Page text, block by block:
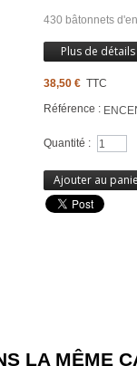
430 bâtonnets
Plus de détails
38,50 € TTC
Référence :
Quantité :
Ajouter au
LA MÊME